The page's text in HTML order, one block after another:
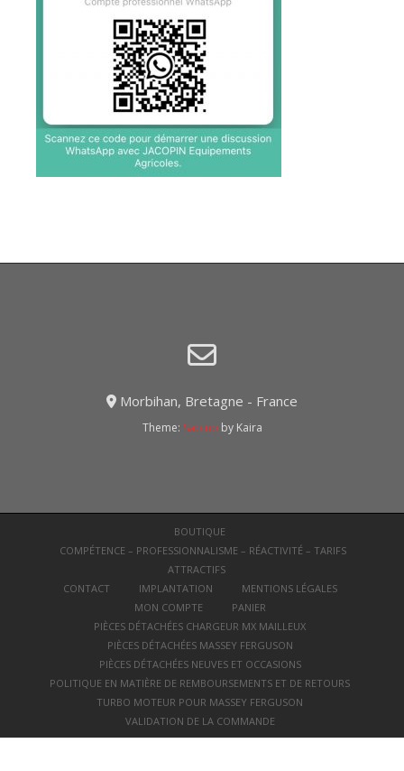
Morbihan, Bretagne - France
Theme: Sabino by Kaira
BOUTIQUE
COMPÉTENCE – PROFESSIONNALISME – RÉACTIVITÉ – TARIFS
ATTRACTIFS
CONTACT
IMPLANTATION
MENTIONS LÉGALES
MON COMPTE
PANIER
PIÈCES DÉTACHÉES CHARGEUR MX MAILLEUX
PIÈCES DÉTACHÉES MASSEY FERGUSON
PIÈCES DÉTACHÉES NEUVES ET OCCASIONS
POLITIQUE EN MATIÈRE DE REMBOURSEMENTS ET DE RETOURS
TURBO MOTEUR POUR MASSEY FERGUSON
VALIDATION DE LA COMMANDE